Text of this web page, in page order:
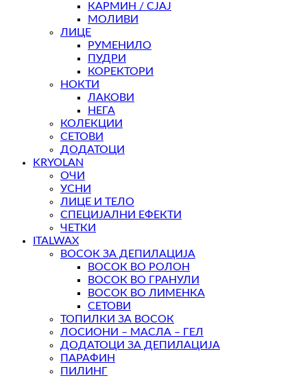
КАРМИН / СЈАЈ
МОЛИВИ
ЛИЦЕ
РУМЕНИЛО
ПУДРИ
КОРЕКТОРИ
НОКТИ
ЛАКОВИ
НЕГА
КОЛЕКЦИИ
СЕТОВИ
ДОДАТОЦИ
KRYOLAN
ОЧИ
УСНИ
ЛИЦЕ И ТЕЛО
СПЕЦИЈАЛНИ ЕФЕКТИ
ЧЕТКИ
ITALWAX
ВОСОК ЗА ДЕПИЛАЦИЈА
ВОСОК ВО РОЛОН
ВОСОК ВО ГРАНУЛИ
ВОСОК ВО ЛИМЕНКА
СЕТОВИ
ТОПИЛКИ ЗА ВОСОК
ЛОСИОНИ – МАСЛА – ГЕЛ
ДОДАТОЦИ ЗА ДЕПИЛАЦИЈА
ПАРАФИН
ПИЛИНГ